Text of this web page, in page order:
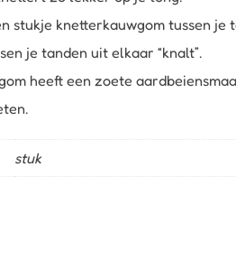
stukje knetterkauwgom tussen
je tanden uit elkaar “knalt”.
heeft een zoete
stuk